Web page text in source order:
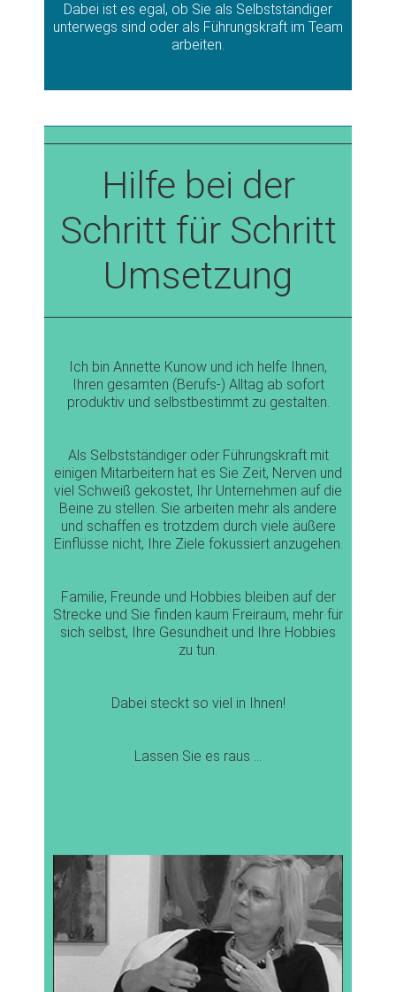
Dabei ist es egal, ob Sie als Selbstständiger
unterwegs sind oder als Führungskraft im Team
arbeiten.
Hilfe bei der
Schritt für Schritt
Umsetzung
ch bin Annette Kunow und ich helfe Ihnen,
Ihren gesamten (Berufs-) Alltag ab sofort
produktiv und selbstbestimmt zu gestalten.
Als Selbstständiger oder Führungskraft mit
einigen Mitarbeitern hat es Sie Zeit, Nerven und
viel Schweiß gekostet, Ihr Unternehmen auf die
Beine zu stellen. Sie arbeiten mehr als andere
und schaffen es trotzdem durch viele äußere
Einflüsse nicht, Ihre Ziele fokussiert anzugehen.
Familie, Freunde und Hobbies bleiben auf der
Strecke und Sie finden kaum Freiraum, mehr für
sich selbst, Ihre Gesundheit und Ihre Hobbies
zu tun.
Dabei steckt so viel in Ihnen!
Lassen Sie es raus …